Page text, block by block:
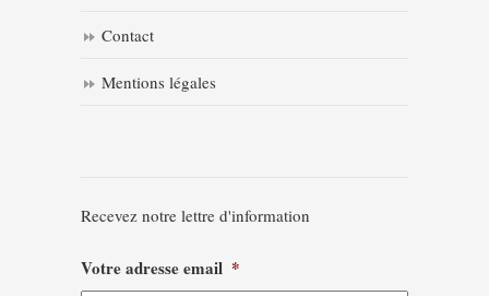
Contact
Mentions légales
Recevez notre lettre d'information
Votre adresse email *